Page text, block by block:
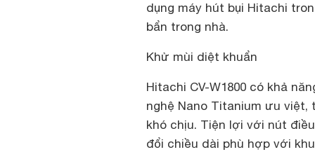
dụng máy hút bụi Hitachi
bẩn trong nhà.
Khử mùi diệt khuẩn
Hitachi CV-W1800 có khả
nghệ Nano Titanium ưu việt,
khó chịu. Tiện lợi với nút
đổi chiều dài phù hợp với